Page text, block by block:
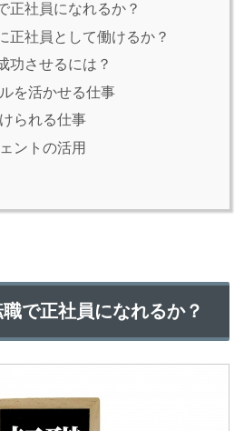
正社員になれるか？
正社員として働けるか？
功させるには？
を活かせる仕事
られる仕事
ントの活用
で正社員になれるか？